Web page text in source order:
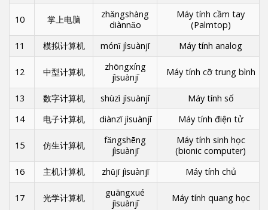
10 掌上电脑
zhǎngshàng
diànnǎo
Máy tính cầm tay
(Palmtop)
11
模拟计算机 mónǐ jìsuànjī Máy tính analog
12 中型计算机
zhōngxíng
jìsuànjī
Máy tính cỡ trung bình
13 数字计算机 shùzì jìsuànjī
Máy tính số
14
电子计算机 diànzǐ jìsuànjī Máy tính điện tử
15 仿生计算机
fǎngshēng
jìsuànjī
Máy tính sinh học
(bionic computer)
16
主机计算机 zhǔjī jìsuànjī Máy tính chủ
17 光学计算机
guāngxué
jìsuànjī
Máy tính quang học